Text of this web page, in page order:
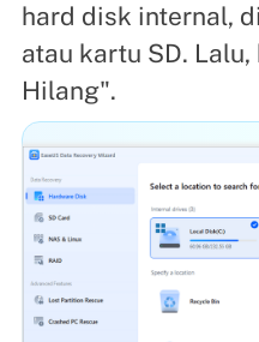
hard disk internal,
atau kartu SD.
Hilang".